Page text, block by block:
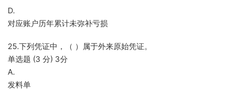
D.
对应账户历年累计未弥补亏损
25.下列凭证中，（ ）属于外来原始凭证。
单选题 (3 分) 3分
A.
发料单